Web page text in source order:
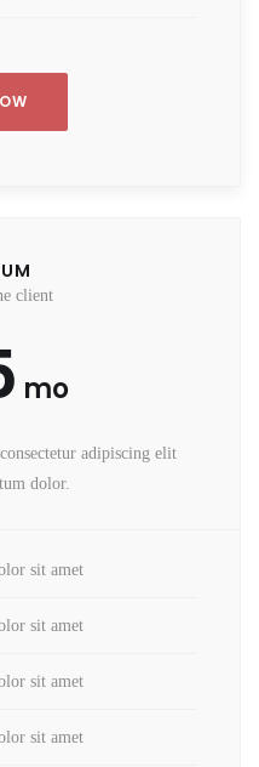
client
mo
adipiscing elit
dolor.
sit amet
sit amet
sit amet
sit amet